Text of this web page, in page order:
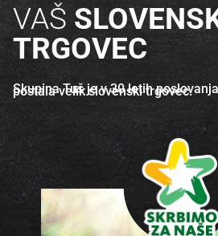
VAŠ
TRGOVEC
Skupina Tuš je v 30 letih
postala velik slovenski trgovec.